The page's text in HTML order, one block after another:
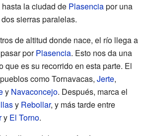
la ciudad de Plasenciapor una
sierras paralelas.
de altitud donde nace, el río llega a
porPlasencia. Esto nos da una
que es su recorrido en esta parte. El
como Tornavacas, Jerte,
y Navaconcejo. Después, marca el
y Rebollar, y más tarde entre
y El Torno.